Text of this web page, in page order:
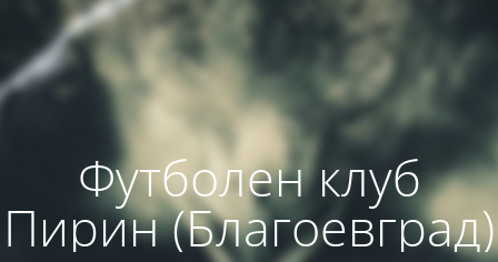
Футболен клуб
Пирин (Благоевград)